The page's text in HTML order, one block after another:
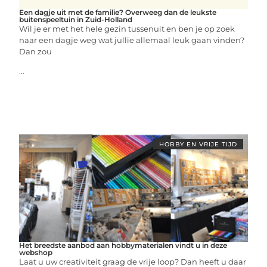
Een dagje uit met de familie? Overweeg dan de leukste
buitenspeeltuin in Zuid-Holland
Wil je er met het hele gezin tussenuit en ben je op zoek
naar een dagje weg wat jullie allemaal leuk gaan vinden?
Dan zou
...
HOBBY EN VRIJE TIJD
Het breedste aanbod aan hobbymaterialen vindt u in deze
webshop
Laat u uw creativiteit graag de vrije loop? Dan heeft u daar